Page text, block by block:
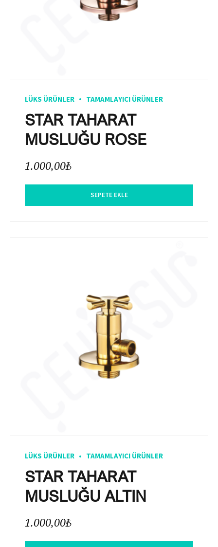
LÜKS ÜRÜNLER TAMAMLAYICI ÜRÜNLER
STAR TAHARAT
MUSLUĞU ROSE
1.000,00₺
SEPETE EKLE
LÜKS ÜRÜNLER TAMAMLAYICI ÜRÜNLER
STAR TAHARAT
MUSLUĞU ALTIN
1.000,00₺